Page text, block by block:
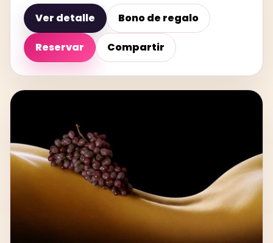
Ver detalle Bono de regalo
Reservar Compartir